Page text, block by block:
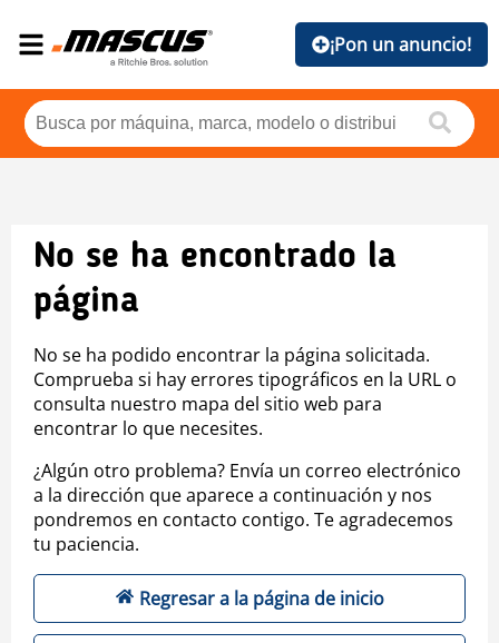
¡Pon un anuncio!
No se ha encontrado la
página
No se ha podido encontrar la página solicitada.
Comprueba si hay errores tipográficos en la URL o
consulta nuestro mapa del sitio web para
encontrar lo que necesites.
¿Algún otro problema? Envía un correo electrónico
a la dirección que aparece a continuación y nos
pondremos en contacto contigo. Te agradecemos
tu paciencia.
Regresar a la página de inicio